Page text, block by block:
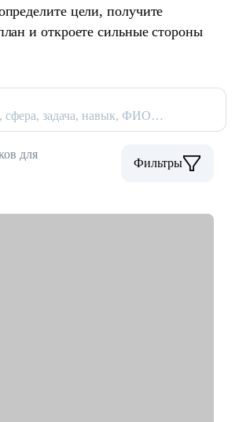
цели, получите
и откроете сильные стороны
сфера, задача, навык, ФИО…
для
Фильтры